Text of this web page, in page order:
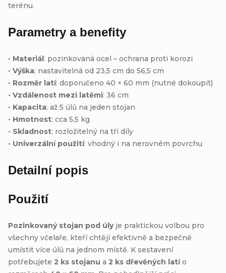
terénu.
Parametry a benefity
• Materiál: pozinkovaná ocel – ochrana proti korozi
• Výška: nastavitelná od 23,5 cm do 56,5 cm
• Rozměr latí: doporučeno 40 × 60 mm (nutné dokoupit)
• Vzdálenost mezi latěmi: 36 cm
• Kapacita: až 5 úlů na jeden stojan
• Hmotnost: cca 5,5 kg
• Skladnost: rozložitelný na tři díly
• Univerzální použití: vhodný i na nerovném povrchu
Detailní popis
Použití
Pozinkovaný stojan pod úlyje praktickou volbou pro
všechny včelaře, kteří chtějí efektivně a bezpečně
umístit více úlů na jednom místě. K sestavení
potřebujete 2 ks stojanu a 2 ks dřevěných latío